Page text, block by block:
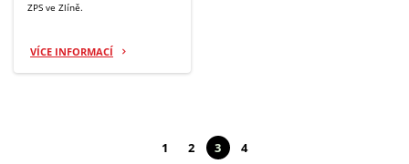
ZPS ve Zlíně.
VÍCE INFORMACÍ
1(aktuální)
2(aktuální)
3 4(aktuální)